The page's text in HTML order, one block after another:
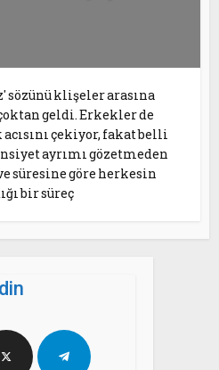
klişeler arasına
geldi. Erkekler de
çekiyor, fakat belli
ayrımı gözetmeden
göre herkesin
bir süreç